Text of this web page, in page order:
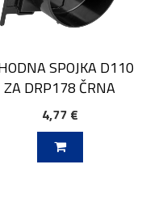
SPOJKA D110
ZA DRP178 ČRNA
4,77 €